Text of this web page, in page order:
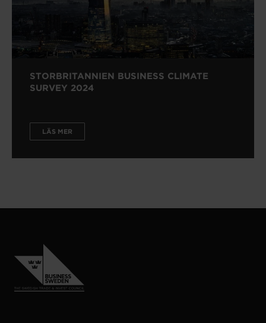
STORBRITANNIEN BUSINESS CLIMATE
SURVEY 2024
LÄS MER